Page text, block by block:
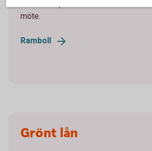
möte.
Ramboll
Grönt lån